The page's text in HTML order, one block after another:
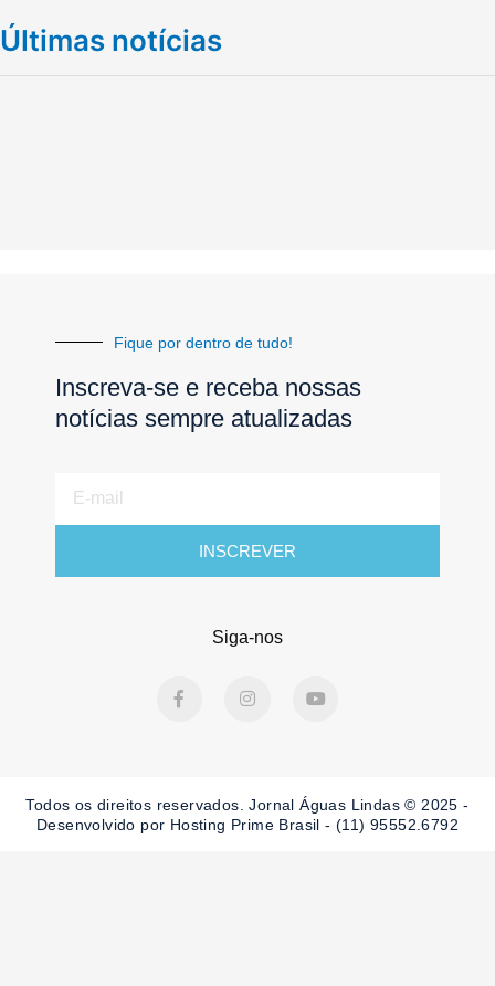
Últimas notícias
Fique por dentro de tudo!
Inscreva-se e receba nossas
notícias sempre atualizadas
mail
INSCREVER
Siga-nos
a
k
-
n
a
m
o
Todos os direitos reservados. Jornal Águas Lindas © 2025 -
Desenvolvido por Hosting Prime Brasil - (11) 95552.6792